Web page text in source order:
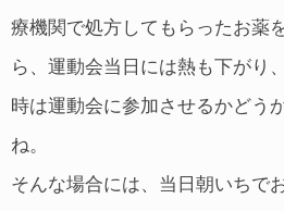
療機関で処方してもらったお薬
ら、運動会当日には熱も下がり
時は運動会に参加させるかどう
ね。
そんな場合には、当日朝いちで